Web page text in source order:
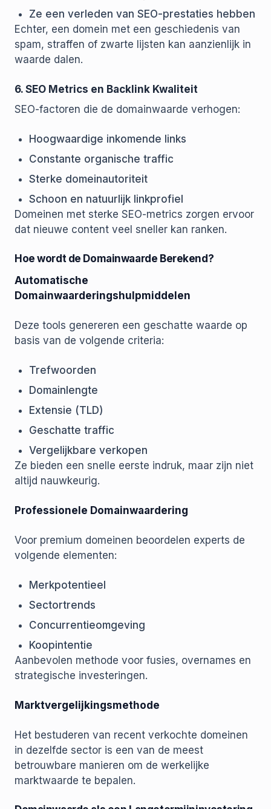
Ze een verleden van SEO-prestaties hebben
Echter, een domein met een geschiedenis van
spam, straffen of zwarte lijsten kan aanzienlijk in
waarde dalen.
6. SEO Metrics en Backlink Kwaliteit
SEO-factoren die de domainwaarde verhogen:
Hoogwaardige inkomende links
Constante organische traffic
Sterke domeinautoriteit
Schoon en natuurlijk linkprofiel
Domeinen met sterke SEO-metrics zorgen ervoor
dat nieuwe content veel sneller kan ranken.
Hoe wordt de Domainwaarde Berekend?
Automatische
Domainwaarderingshulpmiddelen
Deze tools genereren een geschatte waarde op
basis van de volgende criteria:
Trefwoorden
Domainlengte
Extensie (TLD)
Geschatte traffic
Vergelijkbare verkopen
Ze bieden een snelle eerste indruk, maar zijn niet
altijd nauwkeurig.
Professionele Domainwaardering
Voor premium domeinen beoordelen experts de
volgende elementen:
Merkpotentieel
Sectortrends
Concurrentieomgeving
Koopintentie
Aanbevolen methode voor fusies, overnames en
strategische investeringen.
Marktvergelijkingsmethode
Het bestuderen van recent verkochte domeinen
in dezelfde sector is een van de meest
betrouwbare manieren om de werkelijke
marktwaarde te bepalen.